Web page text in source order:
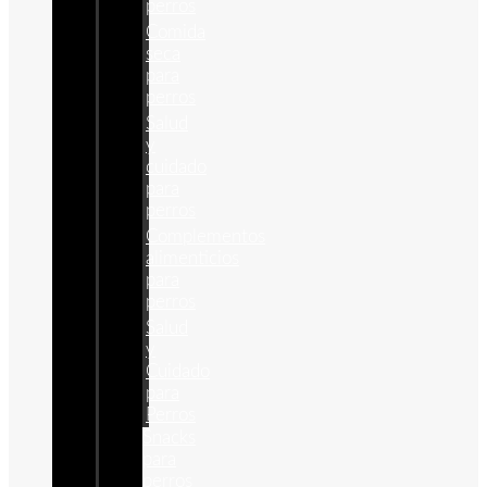
perros
Comida
seca
para
perros
Salud
y
cuidado
para
perros
Complementos
alimenticios
para
perros
Salud
y
Cuidado
para
Perros